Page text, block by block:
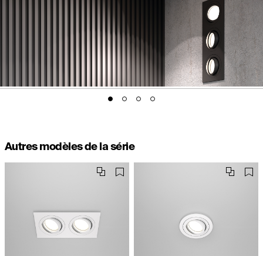
Autres modèles de la série